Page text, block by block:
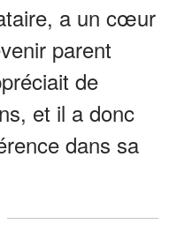
a un cœur
parent
de
et il a donc
dans sa